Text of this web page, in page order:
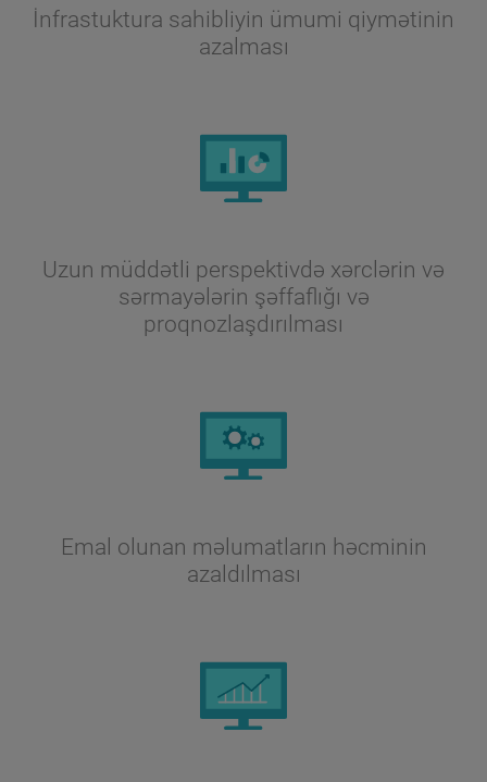
İnfrastuktura sahibliyin ümumi qiymətinin
azalması
Uzun müddətli perspektivdə xərclərin və
sərmayələrin şəffaflığı və
proqnozlaşdırılması
Emal olunan məlumatların həcminin
azaldılması